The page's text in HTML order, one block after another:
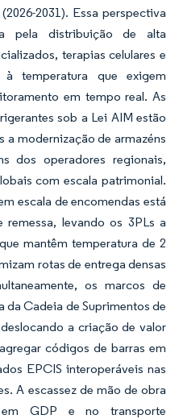
2031). Essa perspectiva
pela distribuição de alta
terapias celulares e
temperatura que exigem
em tempo real. As
sob a Lei AIM estão
a modernização de armazéns
dos operadores regionais,
com escala patrimonial.
escala de encomendas está
levando os 3PLs a
mantêm temperatura de 2
rotas de entrega densas
os marcos de
da Cadeia de Suprimentos de
a criação de valor
códigos de barras em
EPCIS interoperáveis nas
A escassez de mão de obra
em GDP e no transporte